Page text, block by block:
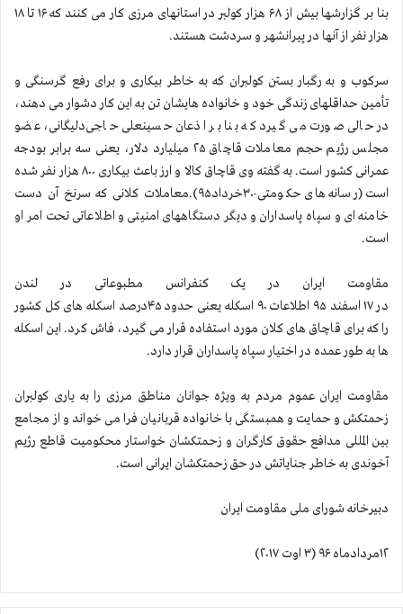
بنا بر گزارشها بیش از ٦٨ هزار کولبر در استانهای مرزی كار می كنند که ١٦ تا ١٨
هزار نفر از آنها در پیرانشهر و سردشت هستند.
سرکوب و به رگبار بستن کولبران که به خاطر بیكاری و برای رفع گرسنگی و
تأمین حداقلهای زندگی خود و خانواده هایشان تن به این کار دشوار می دهند،
در حالی صورت می گیرد که بنا بر اذعان حسینعلی حاجی‌دلیگانی، عضو
مجلس رژیم حجم معاملات قاچاق ۲۵ میلیارد دلار، یعنی سه برابر بودجه
عمرانی کشور است. به گفته وی قاچاق کالا و ارز باعث بیکاری ۸۰۰ هزار نفر شده
است (رسانه های حکومتی-۳۰خرداد۹۵).
معاملات کلانی كه سرنخ آن دست
خامنه ای و سپاه پاسداران و دیگر دستگاههای امنیتی و اطلاعاتی تحت امر او
است.
مقاومت ایران در یک کنفرانس مطبوعاتی در لندن
در ۱۷اسفند ۹۵ اطلاعات۹۰ اسکله یعنی حدود۴۵درصد اسکله های کل کشور
را که برای قاچاق های كلان مورد استفاده قرار می گیرد، فاش كرد. این اسكله
ها به طور عمده در اختیار س‍پاه پاسداران قرار دارد.
مقاومت ایران عموم مردم به ویژه جوانان مناطق مرزی را به یاری كولبران
زحمتكش و حمایت و همبستگی با خانواده قربانیان فرا می خواند و از مجامع
بین المللی مدافع حقوق كارگران و زحمتكشان خواستار محكومیت قاطع رژیم
آخوندی به خاطر جنایاتش در حق زحمتكشان ایرانی است.
دبیرخانه شورای ملی مقاومت ایران
۱۲مردادماه ۹۶ (۳ اوت ۲۰۱۷ )